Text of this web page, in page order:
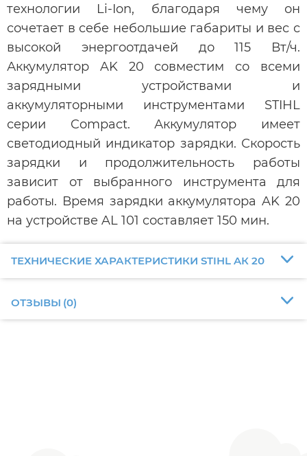
технологии Li-Ion, благодаря чему он
сочетает в себе небольшие габариты и вес с
высокой энергоотдачей до 115 Вт/ч.
Аккумулятор AK 20 совместим со всеми
зарядными устройствами и
аккумуляторными инструментами STIHL
серии Compact. Аккумулятор имеет
светодиодный индикатор зарядки. Скорость
зарядки и продолжительность работы
зависит от выбранного инструмента для
работы. Время зарядки аккумулятора AK 20
на устройстве AL 101 составляет 150 мин.
ТЕХНИЧЕСКИЕ ХАРАКТЕРИСТИКИ STIHL AК 20
ОТЗЫВЫ (0)